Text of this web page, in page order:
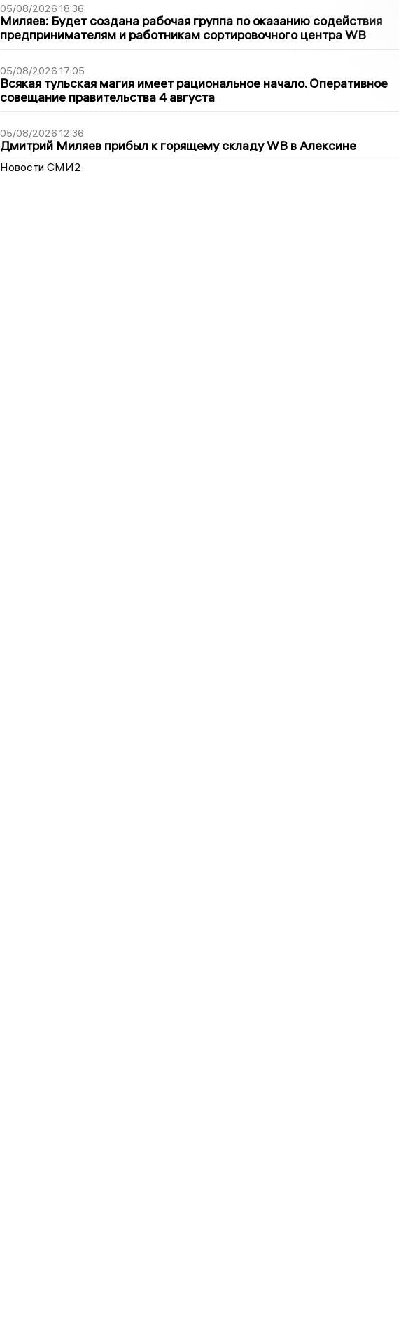
05/08/2026 18:36
Миляев: Будет создана рабочая группа по оказанию содействия
предпринимателям и работникам сортировочного центра WB
05/08/2026 17:05
Всякая тульская магия имеет рациональное начало. Оперативное
совещание правительства 4 августа
05/08/2026 12:36
Дмитрий Миляев прибыл к горящему складу WB в Алексине
Новости СМИ2